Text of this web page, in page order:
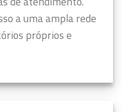
a uma ampla rede
próprios e